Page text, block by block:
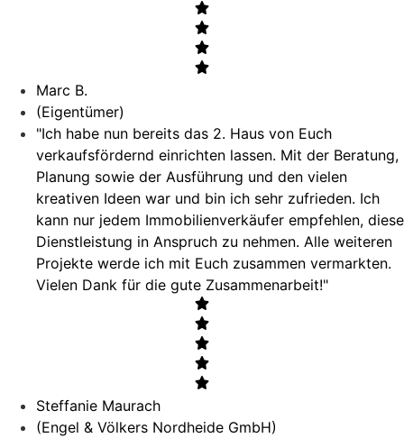
Marc B.
(Eigentümer)
"Ich habe nun bereits das 2. Haus von Euch
verkaufsfördernd einrichten lassen. Mit der Beratung,
Planung sowie der Ausführung und den vielen
kreativen Ideen war und bin ich sehr zufrieden. Ich
kann nur jedem Immobilienverkäufer empfehlen, diese
Dienstleistung in Anspruch zu nehmen. Alle weiteren
Projekte werde ich mit Euch zusammen vermarkten.
Vielen Dank für die gute Zusammenarbeit!"
Steffanie Maurach
(Engel & Völkers Nordheide GmbH)